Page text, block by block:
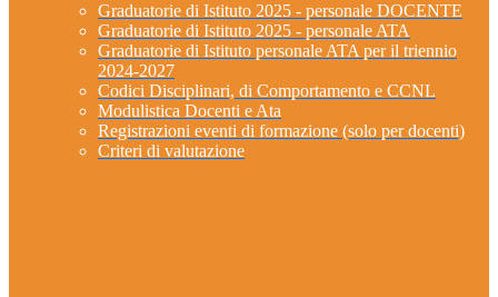
Graduatorie di Istituto 2025 - personale DOCENTE
Graduatorie di Istituto 2025 - personale ATA
Graduatorie di Istituto personale ATA per il triennio
2024-2027
Codici Disciplinari, di Comportamento e CCNL
Modulistica Docenti e Ata
Registrazioni eventi di formazione (solo per docenti)
Criteri di valutazione